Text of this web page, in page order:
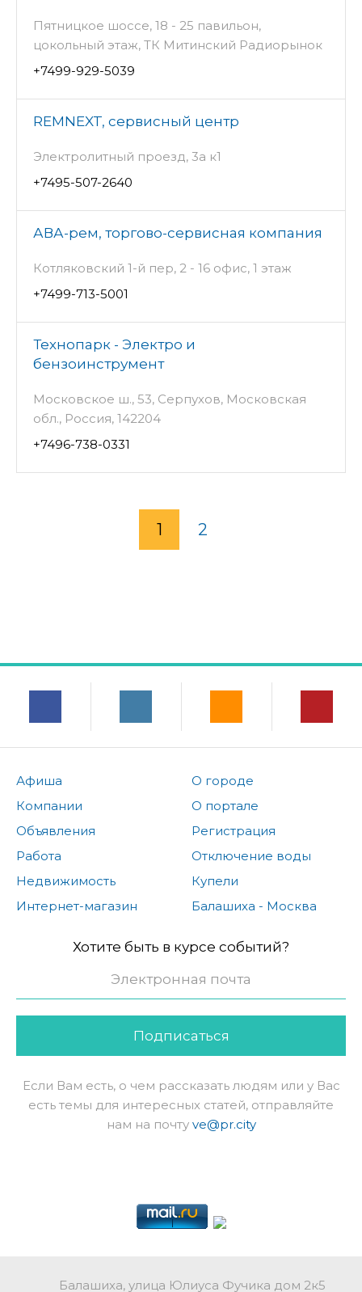
Пятницкое шоссе, 18 - 25 павильон,
цокольный этаж, ТК Митинский Радиорынок
+7499-929-5039
REMNEXT, сервисный центр
Электролитный проезд, 3а к1
+7495-507-2640
АВА-рем, торгово-сервисная компания
Котляковский 1-й пер, 2 - 16 офис, 1 этаж
+7499-713-5001
Технопарк - Электро и
бензоинструмент
Московское ш., 53, Серпухов, Московская
обл., Россия, 142204
+7496-738-0331
1 2
Афиша
Компании
Объявления
Работа
Недвижимость
Интернет-магазин
О городе
О портале
Регистрация
Отключение воды
Купели
Балашиха - Москва
Хотите быть в курсе событий?
Подписаться
Если Вам есть, о чем рассказать людям или у Вас
есть темы для интересных статей, отправляйте
нам на почту ve@pr.city
Балашиха, улица Юлиуса Фучика дом 2к5